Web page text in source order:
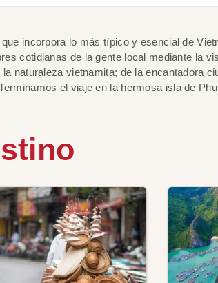
incorpora lo más típico y esencial de
cotidianas de la gente local mediante la
la naturaleza vietnamita; de la encantadora
el viaje en la hermosa isla de